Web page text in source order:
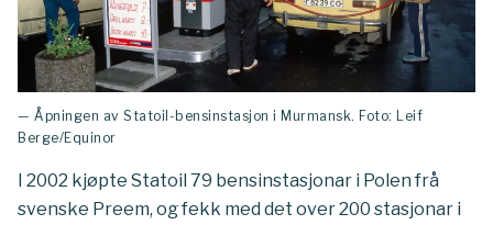
— Åpningen av Statoil-bensinstasjon i Murmansk. Foto: Leif
Berge/Equinor
I 2002 kjøpte Statoil 79 bensinstasjonar i Polen frå
svenske Preem, og fekk med det over 200 stasjonar i